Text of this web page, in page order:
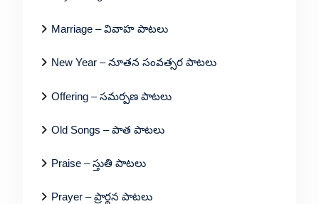
Marriage – వివాహ పాటలు
New Year – నూతన సంవత్సర పాటలు
Offering – సమర్పణ పాటలు
Old Songs – పాత పాటలు
Praise – స్తుతి పాటలు
Prayer – ప్రార్థన పాటలు